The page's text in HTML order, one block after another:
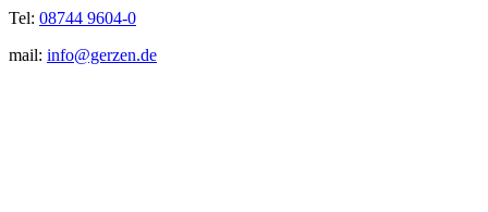
Tel: 08744 9604-0
mail: info@gerzen.de